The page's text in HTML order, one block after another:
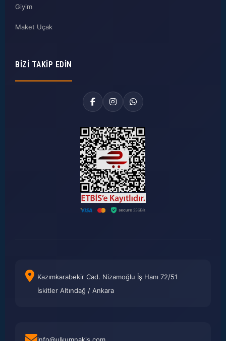
Giyim
Maket Uçak
BIZI TAKIP EDIN
Kazımkarabekir Cad. Nizamoğlu İş Hanı 72/51
İskitler Altındağ / Ankara